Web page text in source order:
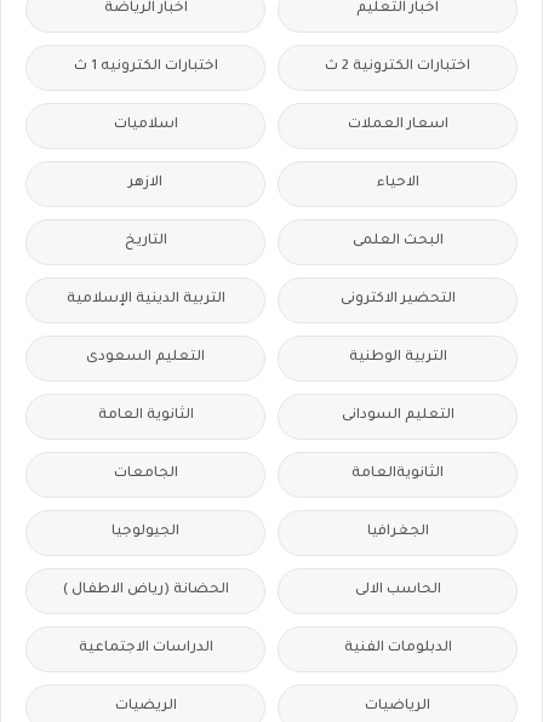
اخبار التعليم اخبار الرياضة
اختبارات الكترونية 2 ث اختبارات الكترونيه 1 ث
اسعار العملات اسلاميات
الاحياء الازهر
البحث العلمى التاريخ
التحضير الاكترونى التربية الدينية الإسلامية
التربية الوطنية التعليم السعودى
التعليم السودانى الثانوية العامة
الثانويةالعامة الجامعات
الجغرافيا الجيولوجيا
الحاسب الالى الحضانة (رياض الاطفال )
الدبلومات الفنية الدراسات الاجتماعية
الرياضيات الريضيات